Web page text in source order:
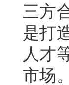
三方
是打
人才
市场